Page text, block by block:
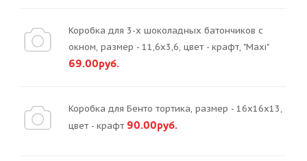
Коробка для 3-х шоколадных батончиков с
окном, размер - 11,6х3,6, цвет - крафт, "Maxi"
69.00руб.
Коробка для Бенто тортика, размер - 16х16х13,
цвет - крафт 90.00руб.